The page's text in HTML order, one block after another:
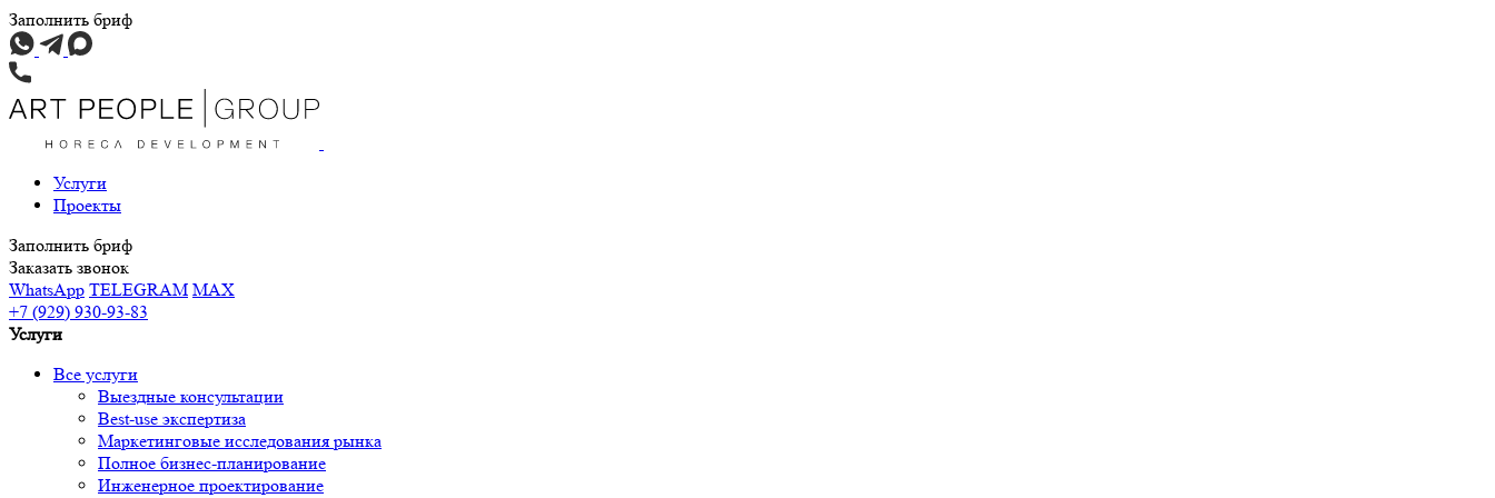
Заполнить бриф
Услуги
Проекты
Заполнить бриф
Заказать звонок
WhatsApp TELEGRAM MAX
+7 (929) 930-93-83
Услуги
Все услуги
Выездные консультации
Best-use экспертиза
Маркетинговые исследования рынка
Полное бизнес-планирование
Инженерное проектирование